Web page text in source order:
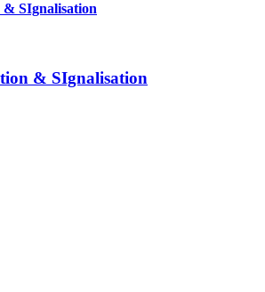
SIgnalisation
& SIgnalisation